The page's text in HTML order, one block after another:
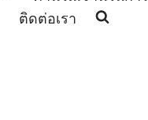
ติดต่อเรา